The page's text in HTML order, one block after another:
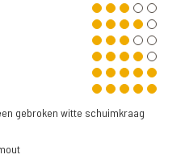
gebroken witte schuimkraag